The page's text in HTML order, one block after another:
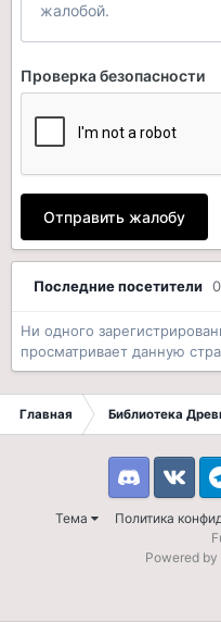
жалобой.
Проверка безопасности
Отправить жалобу
Последние посетители
Ни одного
просматривает данную
Главная Библиотека
Тема Политика
DiscordVK
Powered